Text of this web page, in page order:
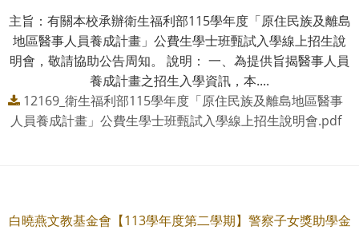
主旨：有關本校承辦衛生福利部115學年度「原住民族及離島
地區醫事人員養成計畫」公費生學士班甄試入學線上招生說
明會，敬請協助公告周知。 說明： 一、為提供旨揭醫事人員
養成計畫之招生入學資訊，本....
12169_衛生福利部115學年度「原住民族及離島地區醫事
人員養成計畫」公費生學士班甄試入學線上招生說明會.pdf
白曉燕文教基金會【113學年度第二學期】警察子女獎助學金